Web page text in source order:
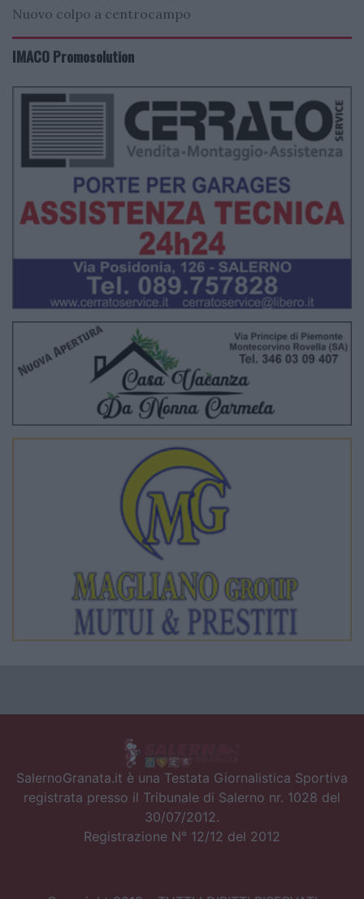
Nuovo colpo a centrocampo
IMACO Promosolution
SalernoGranata.it è una Testata Giornalistica Sportiva
registrata presso il Tribunale di Salerno nr. 1028 del
30/07/2012.
Registrazione N° 12/12 del 2012